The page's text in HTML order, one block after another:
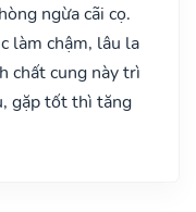
ngừa cãi cọ.
làm chậm, lâu la
chất cung này trì
gặp tốt thì tăng